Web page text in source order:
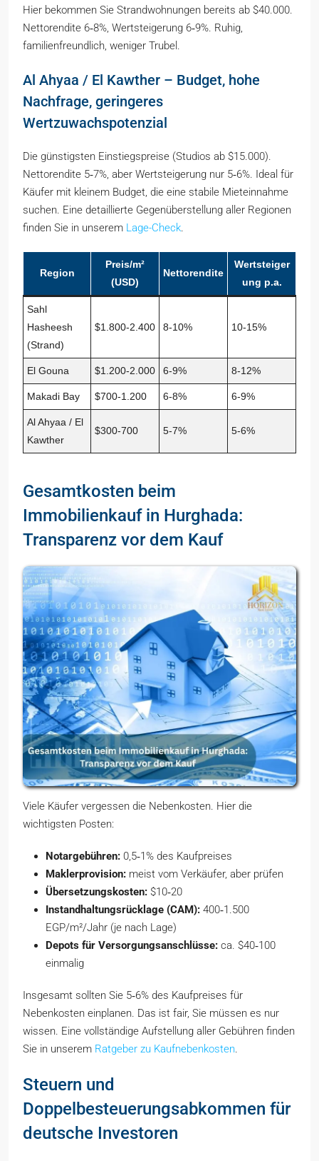
Hier bekommen Sie Strandwohnungen bereits ab $40.000.
Nettorendite 6‑8%, Wertsteigerung 6‑9%. Ruhig,
familienfreundlich, weniger Trubel.
Al Ahyaa / El Kawther – Budget, hohe
Nachfrage, geringeres
Wertzuwachspotenzial
Die günstigsten Einstiegspreise (Studios ab $15.000).
Nettorendite 5‑7%, aber Wertsteigerung nur 5‑6%. Ideal für
Käufer mit kleinem Budget, die eine stabile Mieteinnahme
suchen. Eine detaillierte Gegenüberstellung aller Regionen
finden Sie in unserem Lage-Check.
Region
Preis/m²
(USD)
Nettorendite
Wertsteiger
ung p.a.
Sahl
Hasheesh
(Strand)
$1.800‑2.400 8‑10% 10‑15%
El Gouna $1.200‑2.000 6‑9% 8‑12%
Makadi Bay $700‑1.200 6‑8% 6‑9%
Al Ahyaa / El
Kawther
$300‑700 5‑7% 5‑6%
Gesamtkosten beim
Immobilienkauf in Hurghada:
Transparenz vor dem Kauf
Viele Käufer vergessen die Nebenkosten. Hier die
wichtigsten Posten:
Notargebühren: 0,5‑1% des Kaufpreises
Maklerprovision: meist vom Verkäufer, aber prüfen
Übersetzungskosten: $10‑20
Instandhaltungsrücklage (CAM): 400‑1.500
EGP/m²/Jahr (je nach Lage)
Depots für Versorgungsanschlüsse: ca. $40‑100
einmalig
Insgesamt sollten Sie 5‑6% des Kaufpreises für
Nebenkosten einplanen. Das ist fair, Sie müssen es nur
wissen. Eine vollständige Aufstellung aller Gebühren finden
Sie in unserem Ratgeber zu Kaufnebenkosten
Steuern und
Doppelbesteuerungsabkommen für
deutsche Investoren